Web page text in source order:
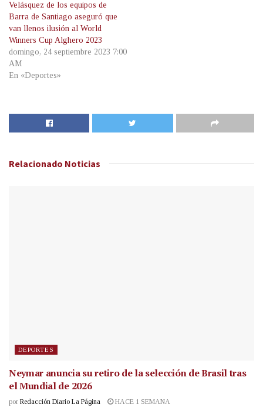
Velásquez de los equipos de
Barra de Santiago aseguró que
van llenos ilusión al World
Winners Cup Alghero 2023
domingo, 24 septiembre 2023 7:00
AM
En «Deportes»
Relacionado Noticias
DEPORTES
Neymar anuncia su retiro de la selección de Brasil tras
el Mundial de 2026
por Redacción Diario La Página HACE 1 SEMANA